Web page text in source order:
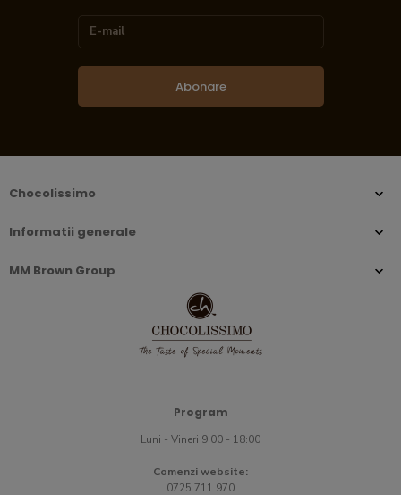
Abonare
Chocolissimo
Informatii generale
MM Brown Group
Program
Luni - Vineri 9:00 - 18:00
Comenzi website:
0725 711 970